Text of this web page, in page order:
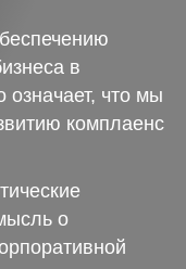
в
означает, что мы
комплаенс
о